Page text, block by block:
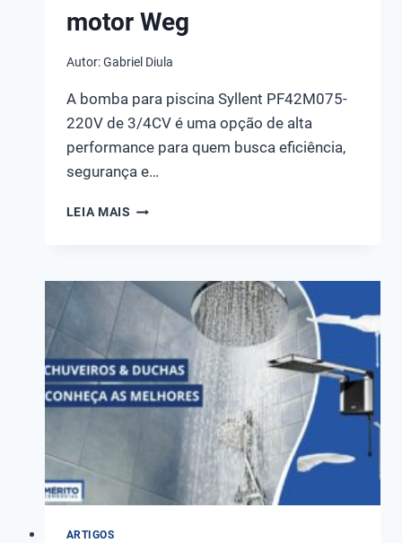
motor Weg
Autor: Gabriel Diula
A bomba para piscina Syllent PF42M075-
220V de 3/4CV é uma opção de alta
performance para quem busca eficiência,
segurança e…
LEIA MAIS CONHEÇA
SYLLENT
PF42M075-
3/4CV
MOTOR
WEG
ARTIGOS